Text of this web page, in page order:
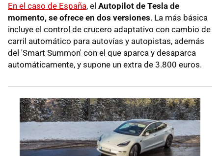
En el caso de España, el Autopilot de Tesla de
momento, se ofrece en dos versiones. La más básica
incluye el control de crucero adaptativo con cambio de
carril automático para autovías y autopistas, además
del 'Smart Summon' con el que aparca y desaparca
automáticamente, y supone un extra de 3.800 euros.